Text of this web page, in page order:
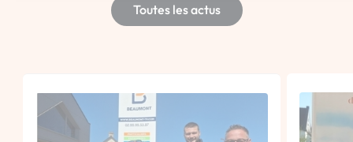
Toutes les actus